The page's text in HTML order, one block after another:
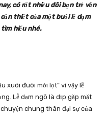
có rất nhiều đôi bạn trẻ vẫn
thiết của một buổi lễ dạm
hiểu nhé.
xuôi đuôi mới lọt” vì vậy lễ
Lễ dạm ngõ là dịp gặp mặt
chung thân đại sự của